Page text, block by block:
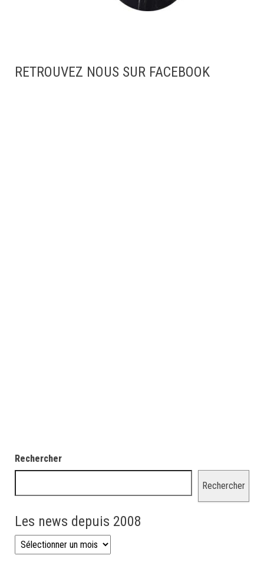
RETROUVEZ NOUS SUR FACEBOOK
Rechercher
Rechercher
Les news depuis 2008
Les news depuis 2008